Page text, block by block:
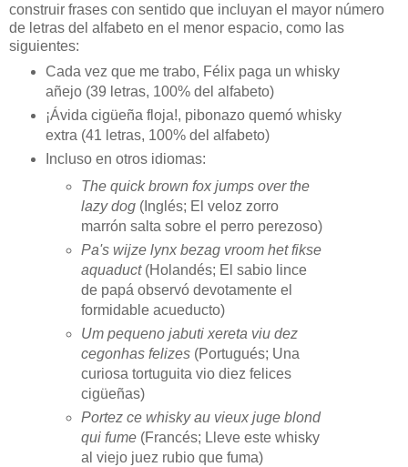
construir frases con sentido que incluyan el mayor número
de letras del alfabeto en el menor espacio, como las
siguientes:
Cada vez que me trabo, Félix paga un whisky
añejo (39 letras, 100% del alfabeto)
¡Ávida cigüeña floja!, pibonazo quemó whisky
extra (41 letras, 100% del alfabeto)
Incluso en otros idiomas:
The quick brown fox jumps over the
lazy dog (Inglés; El veloz zorro
marrón salta sobre el perro perezoso)
Pa's wijze lynx bezag vroom het fikse
aquaduct(Holandés; El sabio lince
de papá observó devotamente el
formidable acueducto)
Um pequeno jabuti xereta viu dez
cegonhas felizes (Portugués; Una
curiosa tortuguita vio diez felices
cigüeñas)
Portez ce whisky au vieux juge blond
qui fume (Francés; Lleve este whisky
al viejo juez rubio que fuma)